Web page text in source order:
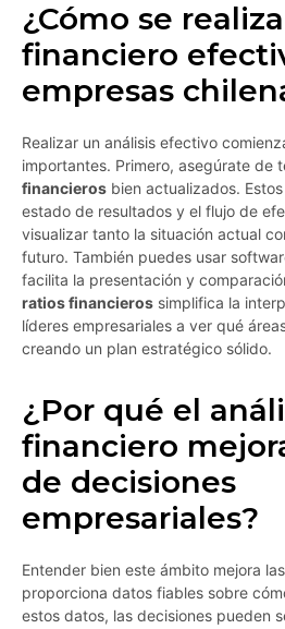
¿Cómo se
financiero
empresas
Realizar un análisis efectivo
importantes. Primero, asegúrate de
financieros bien actualizados.
estado de resultados y el flujo de
visualizar tanto la situación actual
futuro. También puedes usar
facilita la presentación y
ratios financieros simplifica la
líderes empresariales a ver qué
creando un plan estratégico sólido.
¿Por qué el
financiero
de decisiones
empresariales?
Entender bien este ámbito mejora
proporciona datos fiables sobre
estos datos, las decisiones pueden